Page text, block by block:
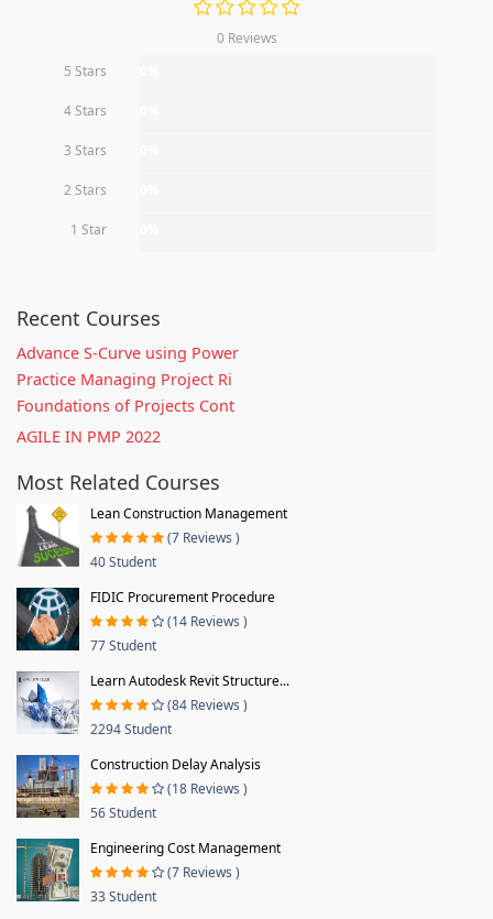
0 Reviews
5 Stars
4 Stars
3 Stars
2 Stars
1 Star
Recent Courses
Advance S-Curve using Power
Practice Managing Project Ri
Foundations of Projects Cont
AGILE IN PMP 2022
Most Related Courses
Lean Construction Management
(7 Reviews )
40 Student
FIDIC Procurement Procedure
(14 Reviews )
77 Student
Learn Autodesk Revit Structure...
(84 Reviews )
2294 Student
Construction Delay Analysis
(18 Reviews )
56 Student
Engineering Cost Management
(7 Reviews )
33 Student